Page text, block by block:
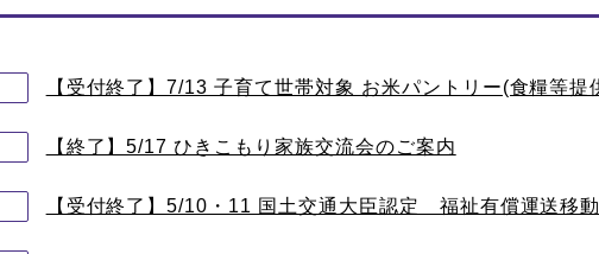
【受付終了】7/13 子育て世帯対象 お米パントリー(食糧等提
【終了】5/17 ひきこもり家族交流会のご案内
【受付終了】5/10・11 国土交通大臣認定 福祉有償運送移